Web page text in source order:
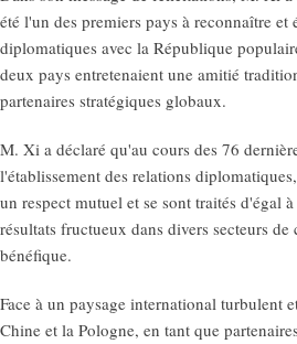
été l'un des premiers pays à reconnaître et
diplomatiques avec la République
deux pays entretenaient une amitié
partenaires stratégiques globaux.
M. Xi a déclaré qu'au cours des 76
l'établissement des relations
un respect mutuel et se sont traités d'égal
résultats fructueux dans divers secteurs
bénéfique.
Face à un paysage international turbulent
Chine et la Pologne, en tant que